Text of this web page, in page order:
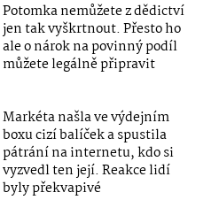
Potomka nemůžete z dědictví
jen tak vyškrtnout. Přesto ho
ale o nárok na povinný podíl
můžete legálně připravit
Markéta našla ve výdejním
boxu cizí balíček a spustila
pátrání na internetu, kdo si
vyzvedl ten její. Reakce lidí
byly překvapivé